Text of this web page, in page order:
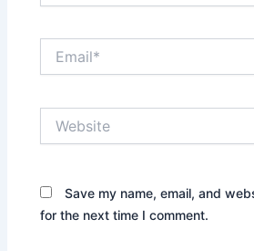
Save my name, email, and
for the next time I comment.